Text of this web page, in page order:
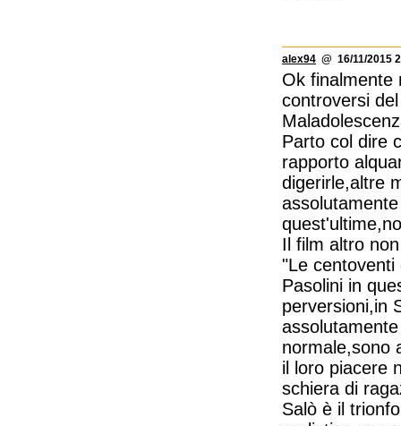
alex94 @ 16/11/2015
Ok finalmente
controversi
Parto col dire
rapporto
digerirle,altre
Il film altro
"Le centoventi
Pasolini in
perversioni,in
normale,sono
il loro piacere
schiera di
Salò è il